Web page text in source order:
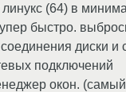
(64) в
быстро.
диски и
подключений
окон.